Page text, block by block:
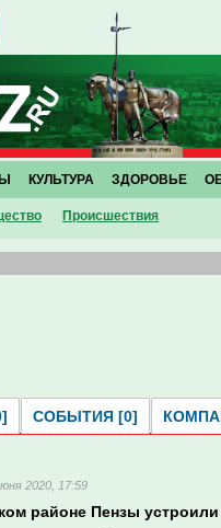
Проиcшествия
КУЛЬТУРА ЗДОРОВЬЕ
СОБЫТИЯ [0]
2020, 17:59
районе Пензы